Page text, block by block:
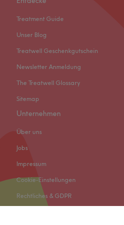
Treatment Guide
Unser Blog
Treatwell Geschenkgutschein
Newsletter Anmeldung
The Treatwell Glossary
Sitemap
Unternehmen
Über uns
Jobs
Impressum
Cookie-Einstellungen
Rechtliches & GDPR